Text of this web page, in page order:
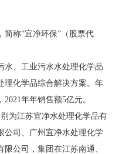
简称“宜净环保”（股票代
水、工业污水水处理化学品
理化学品综合解决方案。年
年年销售额5亿元。
为江苏宜净水处理化学品有
公司、广州宜净水处理化学
公司，集团在江苏南通、